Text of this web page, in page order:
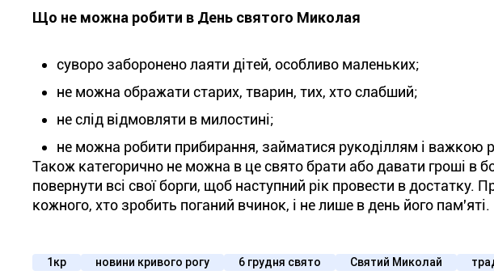
Що не можна робити в День святого Миколая
суворо заборонено лаяти дітей, особливо маленьких;
не можна ображати старих, тварин, тих, хто слабший;
не слід відмовляти в милостині;
не можна робити прибирання, займатися рукоділлям і важкою
Також категорично не можна в це свято брати або давати гроші в
повернути всі свої борги, щоб наступний рік провести в
кожного, хто зробить поганий вчинок, і не лише в день його пам'яті.
1кр новини кривого рогу 6 грудня свято Святий Миколай